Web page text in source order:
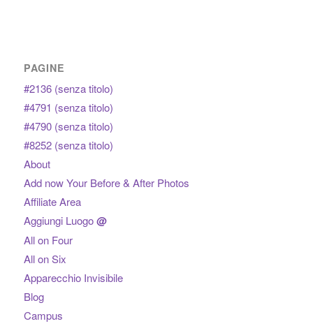
PAGINE
#2136 (senza titolo)
#4791 (senza titolo)
#4790 (senza titolo)
#8252 (senza titolo)
About
Add now Your Before & After Photos
Affiliate Area
Aggiungi Luogo@
All on Four
All on Six
Apparecchio Invisibile
Blog
Campus